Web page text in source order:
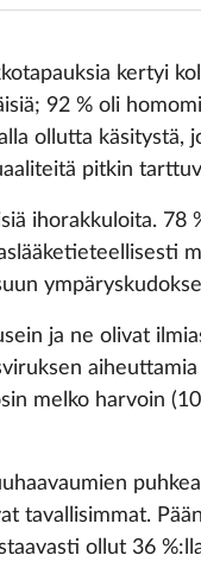
kertyi
92 % oli
ollutta käsitystä,
pitkin
ihorakkuloita. 78
ja ne olivat
melko harvoin
tavallisimmat.
ollut 36